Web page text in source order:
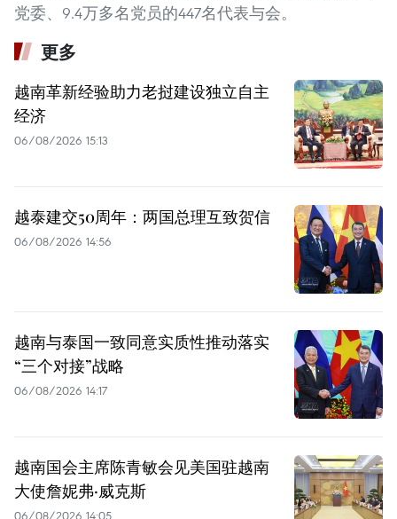
党委、9.4万多名党员的447名代表与会。 ​
更多
越南革新经验助力老挝建设独立自主
经济
06/08/2026 15:13
越泰建交50周年：两国总理互致贺信
06/08/2026 14:56
越南与泰国一致同意实质性推动落实
“三个对接”战略
06/08/2026 14:17
越南国会主席陈青敏会见美国驻越南
大使詹妮弗·威克斯
06/08/2026 14:05